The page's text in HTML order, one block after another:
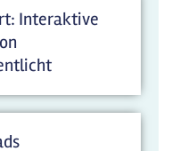
Interaktive